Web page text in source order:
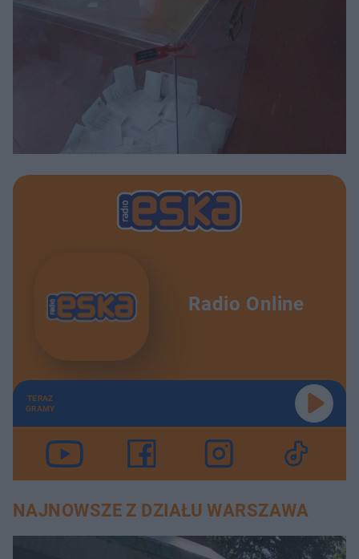
Radio Online
TERAZ
GRAMY
NAJNOWSZE Z DZIAŁU WARSZAWA